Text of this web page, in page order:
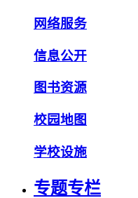
网络服务
信息公开
图书资源
校园地图
学校设施
专题专栏